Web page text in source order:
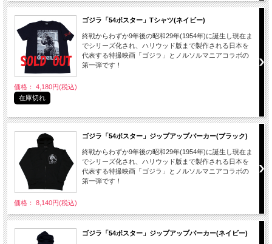
ゴジラ「54ポスター」Tシャツ(ネイビー)
終戦からわずか9年後の昭和29年(1954年)に誕生し現在ま
でシリーズ化され、ハリウッド版まで製作される日本を
代表する特撮映画「ゴジラ」とノルソルマニアコラボの
第一弾です！
価格： 4,180円(税込)
在庫切れ
ゴジラ「54ポスター」ジップアップパーカー(ブラック)
終戦からわずか9年後の昭和29年(1954年)に誕生し現在ま
でシリーズ化され、ハリウッド版まで製作される日本を
代表する特撮映画「ゴジラ」とノルソルマニアコラボの
第一弾です！
価格： 8,140円(税込)
ゴジラ「54ポスター」ジップアップパーカー(ネイビー)